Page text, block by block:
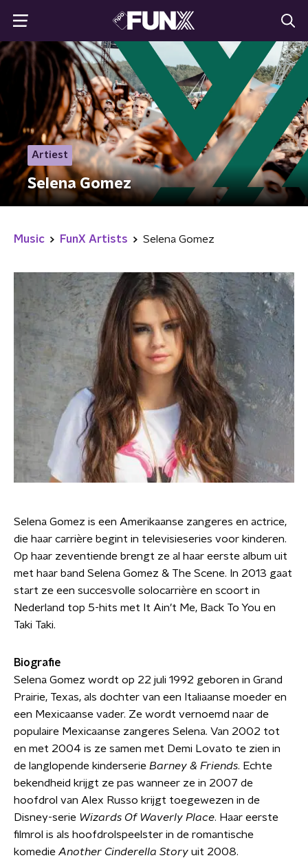
Artiest
Selena Gomez
Music FunX Artists Selena Gomez
Selena Gomez is een Amerikaanse zangeres en actrice,
die haar carrière begint in televisieseries voor kinderen.
Op haar zeventiende brengt ze al haar eerste album uit
met haar band Selena Gomez & The Scene. In 2013 gaat
start ze een succesvolle solocarrière en scoort in
Nederland top 5-hits met It Ain’t Me, Back To You en
Taki Taki.
Biografie
Selena Gomez wordt op 22 juli 1992 geboren in Grand
Prairie, Texas, als dochter van een Italiaanse moeder en
een Mexicaanse vader. Ze wordt vernoemd naar de
populaire Mexicaanse zangeres Selena. Van 2002 tot
en met 2004 is ze samen met Demi Lovato te zien in
de langlopende kinderserie Barney & Friends. Echte
bekendheid krijgt ze pas wanneer ze in 2007 de
hoofdrol van Alex Russo krijgt toegewezen in de
Disney-serie Wizards Of Waverly Place. Haar eerste
filmrol is als hoofdrolspeelster in de romantische
komedie Another Cinderella Story uit 2008.